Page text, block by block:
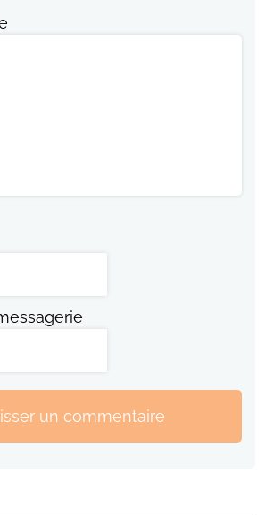
un commentaire